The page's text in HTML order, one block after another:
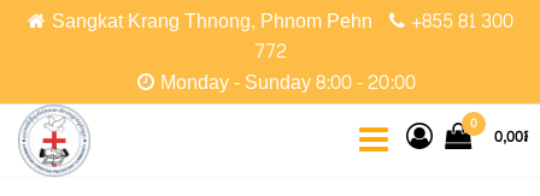
Skip
content
Sangkat Krang Thnong, Phnom Pehn
+855 81 300
772
Monday - Sunday 8:00 - 20:00
0 0,00៛
CCPC